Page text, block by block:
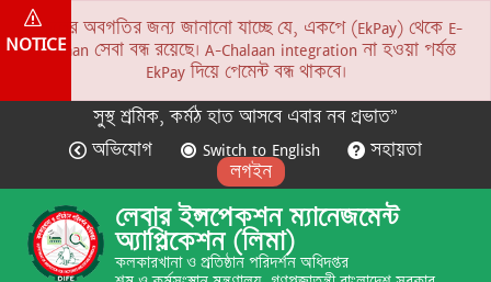
NOTICE
সকলের অবগতির জন্য জানানো যাচ্ছে যে, একপে (EkPay) থেকে E-
Chalaan সেবা বন্ধ রয়েছে। A-Chalaan integration না হওয়া পর্যন্ত
EkPay দিয়ে পেমেন্ট বন্ধ থাকবে।
সুস্থ শ্রমিক, কর্মঠ হাত আসবে এবার নব প্রভাত”
অভিযোগ
Switch to English
সহায়তা
লগইন
লেবার ইন্সপেকশন ম্যানেজমেন্ট
অ্যাপ্লিকেশন (লিমা)
কলকারখানা ও প্রতিষ্ঠান পরিদর্শন অধিদপ্তর